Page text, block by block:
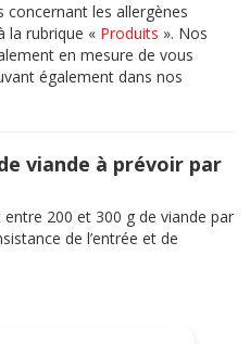
les allergènes
la rubrique « Produits ». Nos
en mesure de vous
également dans nos
viande à prévoir par
200 et 300 g de viande par
de l’entrée et de